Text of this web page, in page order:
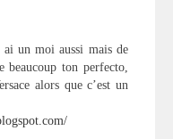
un moi aussi mais de
beaucoup ton perfecto,
alors que c’est un